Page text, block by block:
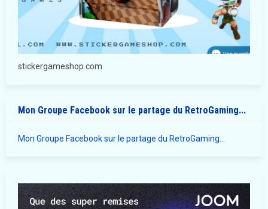
stickergameshop.com
Mon Groupe Facebook sur le partage du RetroGaming...
Mon Groupe Facebook sur le partage du RetroGaming...